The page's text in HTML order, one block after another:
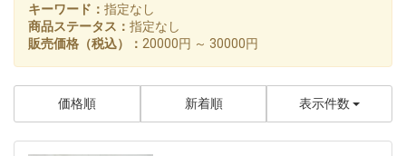
キーワード： 指定なし
商品ステータス： 指定なし
販売価格（税込）： 20000円 ～ 30000円
価格順 新着順 表示件数